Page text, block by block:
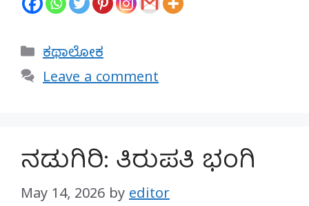
Categories
ಕಥಾಲೋಕ
Leave a comment
ನಡುಗಿರಿ: ತಿರುಪತಿ ಭಂಗಿ
May 14, 2026 by editor